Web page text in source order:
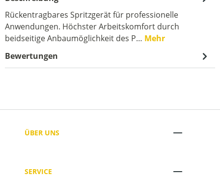
Rückentragbares Spritzgerät für professionelle
Anwendungen. Höchster Arbeitskomfort durch
beidseitige Anbaumöglichkeit des P… Mehr
Bewertungen
ÜBER UNS
SERVICE